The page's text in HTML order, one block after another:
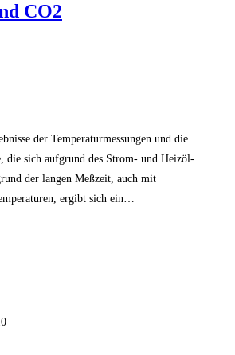
CO2
der Temperaturmessungen und die
die sich aufgrund des Strom- und Heizöl-
der langen Meßzeit, auch mit
ergibt sich ein…